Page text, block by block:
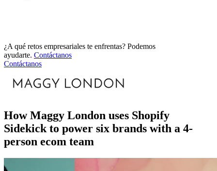
¿A qué retos empresariales te enfrentas? Podemos
ayudarte. Contáctanos
Contáctanos
How Maggy London uses Shopify
Sidekick to power six brands with a 4-
person ecom team